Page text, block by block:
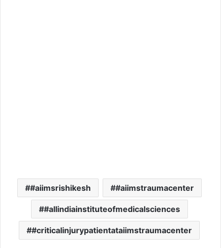
#aiimsrishikesh #aiimstraumacenter
#allindiainstituteofmedicalsciences
#criticalinjurypatientataiimstraumacenter